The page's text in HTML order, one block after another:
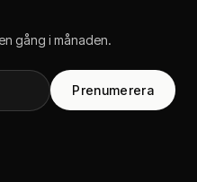
gång i månaden.
Prenumerera